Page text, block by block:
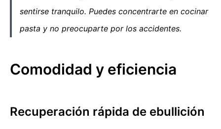
sentirse tranquilo. Puedes concentrarte en cocinar
pasta y no preocuparte por los accidentes.
Comodidad y eficiencia
Recuperación rápida de ebullición